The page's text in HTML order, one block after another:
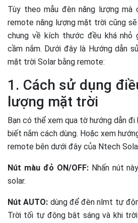
Tùy theo mẫu đèn năng lượng mà
remote năng lượng mặt trời cũng sẽ
chung về kích thước đều khá nhỏ
cầm nắm. Dưới đây là Hướng dẫn
mặt trời Solar bằng remote:
1. Cách sử dụng
lượng mặt trời
Bạn có thể xem qua tờ hướng dẫn
biết nắm cách dùng. Hoặc xem
remote bên dưới đây của Ntech
Nút màu đỏ ON/OFF:Nhấn nút
solar.
Nút AUTO: dùng để đèn nlmt tự
Trời tối tự động bật sáng và khi